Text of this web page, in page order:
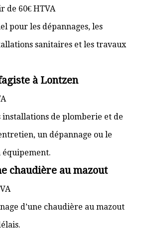
de 60€ HTVA
pour les dépannages, les
sanitaires et les travaux
à Lontzen
de plomberie et de
un dépannage ou le
équipement.
chaudière au mazout
d’une chaudière au mazout